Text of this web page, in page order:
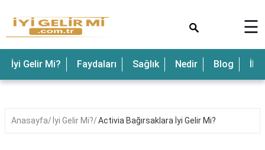
☰
İyi Gelir Mi? Faydaları Sağlık Nedir Blog
Anasayfa İyi Gelir Mi? Activia Bağırsaklara İyi Gelir Mi?